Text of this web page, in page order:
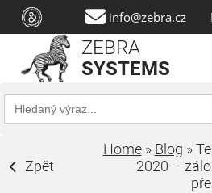
info@zebra.cz
ZEBRA
SYSTEMS
Search
for:
Zpět
Home» Blog »
2020 –